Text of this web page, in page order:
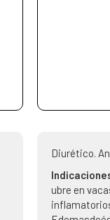
Diurético.
ubre en